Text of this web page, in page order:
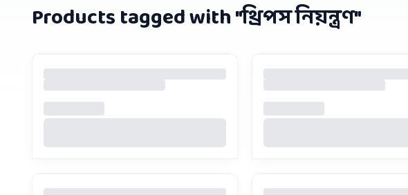
Products tagged with "থ্রিপস নিয়ন্ত্রণ"